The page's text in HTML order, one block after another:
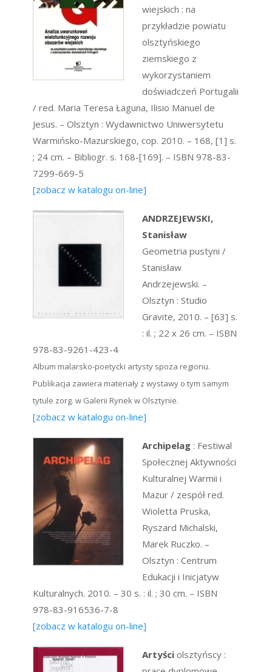
wiejskich : na
przykładzie powiatu
olsztyńskiego
ziemskiego z
wykorzystaniem
doświadczeń Portugalii
/ red. Maria Teresa Łaguna, Ilisio Manuel de
Jesus. – Olsztyn : Wydawnictwo Uniwersytetu
Warmińsko-Mazurskiego, cop. 2010. – 168, [1] s.
; 24 cm. – Bibliogr. s. 168-[169]. – ISBN 978-83-
7299-669-5
[zobacz w katalogu on-line]
ANDRZEJEWSKI,
Stanisław
Geometria pustyni /
Stanisław
Andrzejewski. –
Olsztyn : Studio
Gravite, 2010. – [63] s.
: il. ; 22 x 26 cm. – ISBN
978-83-9261-423-4
Album malarsko-poetycki artysty spoza regionu.
Publikacja zawiera materiały z wystawy o tym samym
tytule zorg. w Galerii Rynek w Olsztynie.
[zobacz w katalogu on-line]
Archipelag : Festiwal
Społecznej Aktywności
Kulturalnej Warmii i
Mazur / zespół red.
Wioletta Pruska,
Ryszard Michalski,
Marek Ruczko. –
Olsztyn : Centrum
Edukacji i Inicjatyw
Kulturalnych. 2010. – 30 s. : il. ; 30 cm. – ISBN
978-83-916536-7-8
[zobacz w katalogu on-line]
Artyści olsztyńscy :